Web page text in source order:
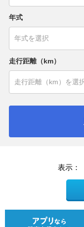
年式
走行距離（km）
表示：